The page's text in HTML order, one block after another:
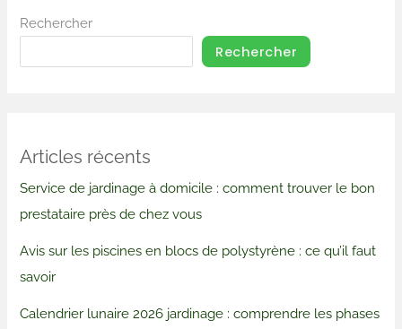
Rechercher
Rechercher
Articles récents
Service de jardinage à domicile : comment trouver le bon
prestataire près de chez vous
Avis sur les piscines en blocs de polystyrène : ce qu’il faut
savoir
Calendrier lunaire 2026 jardinage : comprendre les phases